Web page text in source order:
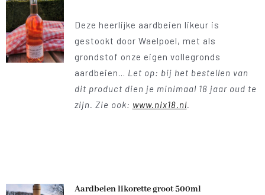
Deze heerlijke aardbeien likeur is
gestookt door Waelpoel, met als
grondstof onze eigen vollegronds
aardbeien... Let op: bij het bestellen van
dit product dien je minimaal 18 jaar oud te
zijn. Zie ook: www.nix18.nl.
Aardbeien likorette groot 500ml